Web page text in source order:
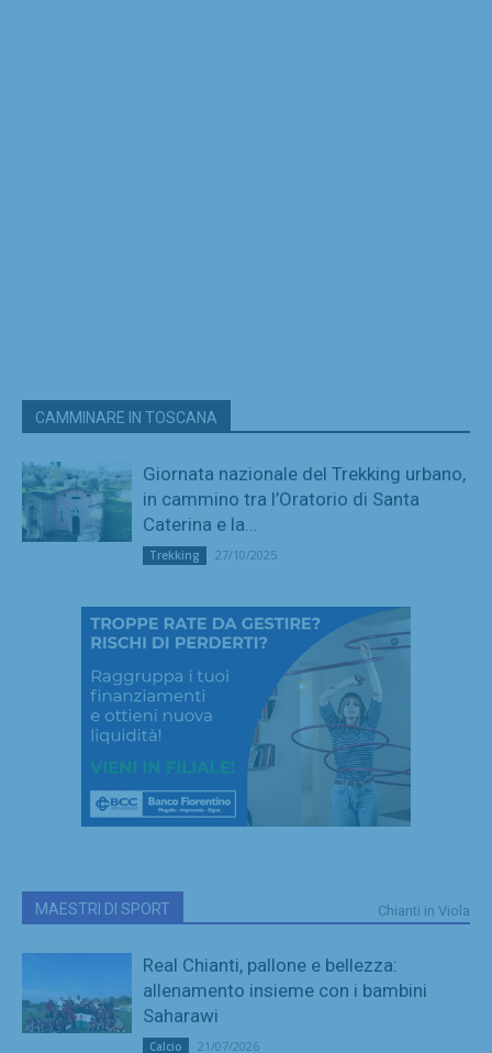
CAMMINARE IN TOSCANA
Giornata nazionale del Trekking urbano,
in cammino tra l’Oratorio di Santa
Caterina e la...
Trekking 27/10/2025
MAESTRI DI SPORT Chianti in Viola
Real Chianti, pallone e bellezza:
allenamento insieme con i bambini
Saharawi
Calcio 21/07/2026